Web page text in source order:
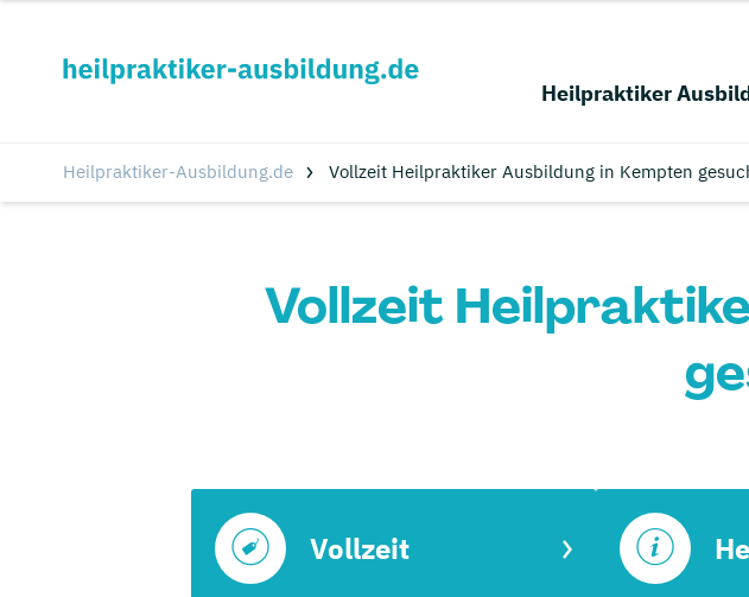
Heilpraktiker
Heilpraktiker-Ausbildung.de Vollzeit Heilpraktiker Ausbildung in Kempten
Vollzeit
Vollzeit